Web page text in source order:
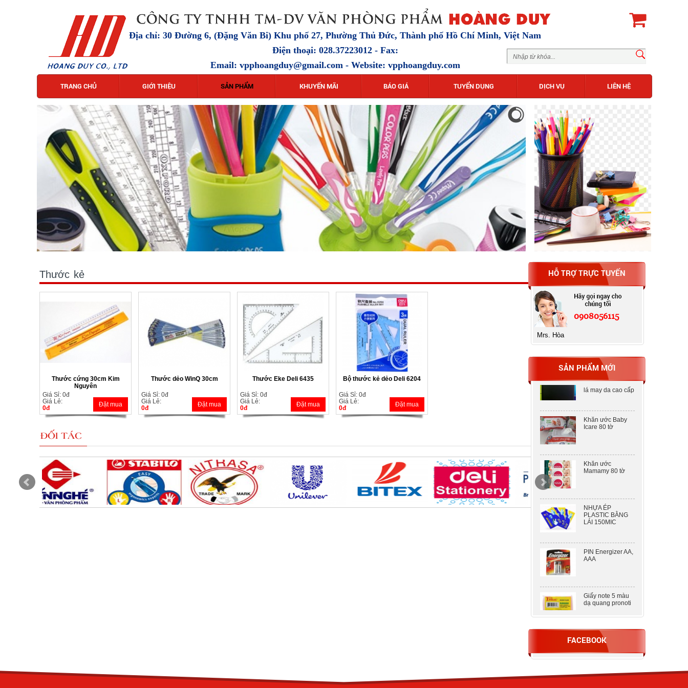
Địa chỉ: 30 Đường 6, (Đặng Văn Bi) Khu phố 27, Phường Thủ Đức, Thành phố Hồ Chí Minh, Việt Nam
Điện thoại: 028.37223012 - Fax:
Email: vpphoangduy@gmail.com- Website: vpphoangduy.com
TRANG CHỦ GIỚI THIỆU SẢN PHẨM KHUYẾN MÃI BÁO GIÁ TUYỂN DỤNG DỊCH VỤ LIÊN HỆ
HỖ TRỢ TRỰC TUYẾN
0908056115
Mrs. Hòa
SẢN PHẨM MỚI
Máy tính Casio fx-
580VN X
Bìa MENU
CLEAR BOOK 20
Khăn ước Baby
Icare 80 tờ
Khăn ước
Mamamy 80 tờ
NHỰA ÉP
PLASTIC BẰNG
LÁI 150MIC
PIN Energizer AA,
AAA
Giấy note 5 màu
dạ quang pronoti
DẬP 2 LỖ KW –
TRIO 938 ( 100
Nhựa ép A5
FACEBOOK
Thước kẻ
Thước cứng 30cm Kim
Nguyên
Giá Sỉ: 0đ
Giá Lẻ:
0đ
Đặt mua
Thước dẻo WinQ 30cm
Giá Sỉ: 0đ
Giá Lẻ:
0đ
Đặt mua
Thước Eke Deli 6435
Giá Sỉ: 0đ
Giá Lẻ:
0đ
Đặt mua
Bộ thước kẻ dẻo Deli 6204
Giá Sỉ: 0đ
Giá Lẻ:
0đ
Đặt mua
ĐỐI TÁC